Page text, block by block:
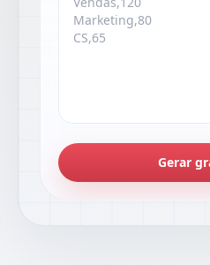
Gerar